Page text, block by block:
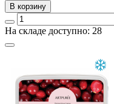
В корзину
На складе доступно: 28